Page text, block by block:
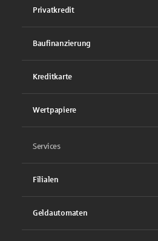
Privatkredit
Baufinanzierung
Kreditkarte
Wertpapiere
Services
Filialen
Geldautomaten